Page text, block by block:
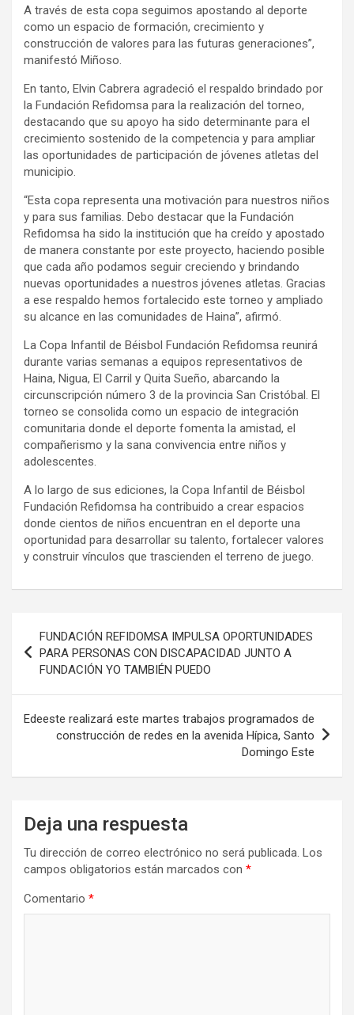
A través de esta copa seguimos apostando al deporte
como un espacio de formación, crecimiento y
construcción de valores para las futuras generaciones”,
manifestó Miñoso.
En tanto, Elvin Cabrera agradeció el respaldo brindado por
la Fundación Refidomsa para la realización del torneo,
destacando que su apoyo ha sido determinante para el
crecimiento sostenido de la competencia y para ampliar
las oportunidades de participación de jóvenes atletas del
municipio.
“Esta copa representa una motivación para nuestros niños
y para sus familias. Debo destacar que la Fundación
Refidomsa ha sido la institución que ha creído y apostado
de manera constante por este proyecto, haciendo posible
que cada año podamos seguir creciendo y brindando
nuevas oportunidades a nuestros jóvenes atletas. Gracias
a ese respaldo hemos fortalecido este torneo y ampliado
su alcance en las comunidades de Haina”, afirmó.
La Copa Infantil de Béisbol Fundación Refidomsa reunirá
durante varias semanas a equipos representativos de
Haina, Nigua, El Carril y Quita Sueño, abarcando la
circunscripción número 3 de la provincia San Cristóbal. El
torneo se consolida como un espacio de integración
comunitaria donde el deporte fomenta la amistad, el
compañerismo y la sana convivencia entre niños y
adolescentes.
A lo largo de sus ediciones, la Copa Infantil de Béisbol
Fundación Refidomsa ha contribuido a crear espacios
donde cientos de niños encuentran en el deporte una
oportunidad para desarrollar su talento, fortalecer valores
y construir vínculos que trascienden el terreno de juego.
Navegación
de
entradas
FUNDACIÓN REFIDOMSA IMPULSA OPORTUNIDADES
PARA PERSONAS CON DISCAPACIDAD JUNTO A
FUNDACIÓN YO TAMBIÉN PUEDO
Edeeste realizará este martes trabajos programados de
construcción de redes en la avenida Hípica, Santo
Domingo Este
Deja una respuesta
Tu dirección de correo electrónico no será publicada. Los
campos obligatorios están marcados con *
Comentario *